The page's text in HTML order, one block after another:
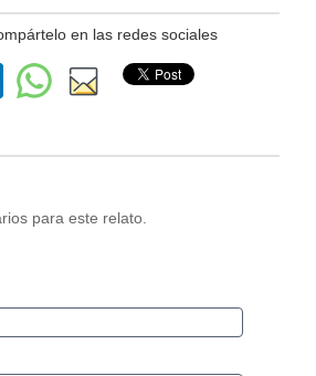
en las redes sociales
para este relato.